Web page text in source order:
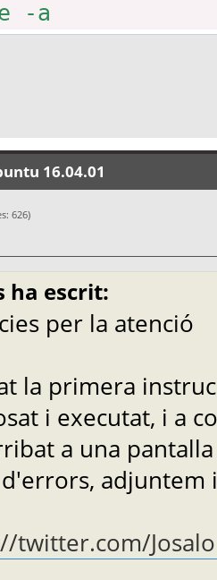
-a
16.04.01
626)
ha escrit:
per la atenció
la primera
i executat, i a
a una
adjuntem
twitter.com/